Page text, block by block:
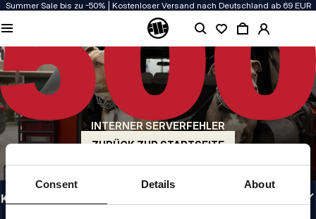
Consent Details About
Summer Sale bis zu -50% | Kostenloser Versand nach Deutschland ab 69 EUR
INTERNER SERVERFEHLER
ZURÜCK ZUR STARTSEITE
QUALITÄT HAT BEI UNS PRIORITÄT
Unsere Kleidung wird mit Leidenschaft produziert. Bei Haltbarkeit, Langlebigkeit
der Materialien und Details machen wir keine Kompromisse.
US ORIGIN
Unsere Wurzeln reichen zurück ins San Diego der frühen 90er. Unser Stil ist roh,
authentisch und kompromisslos.
MARKE MIT CHARAKTER
Unsere Kollektionen tragen Sportler, Kämpfer und eigensinnige Individualisten
INFO
KUNDENBEREICH